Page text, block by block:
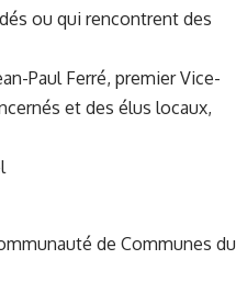
ou qui rencontrent des
Paul Ferré, premier Vice-
et des élus locaux,
de Communes du